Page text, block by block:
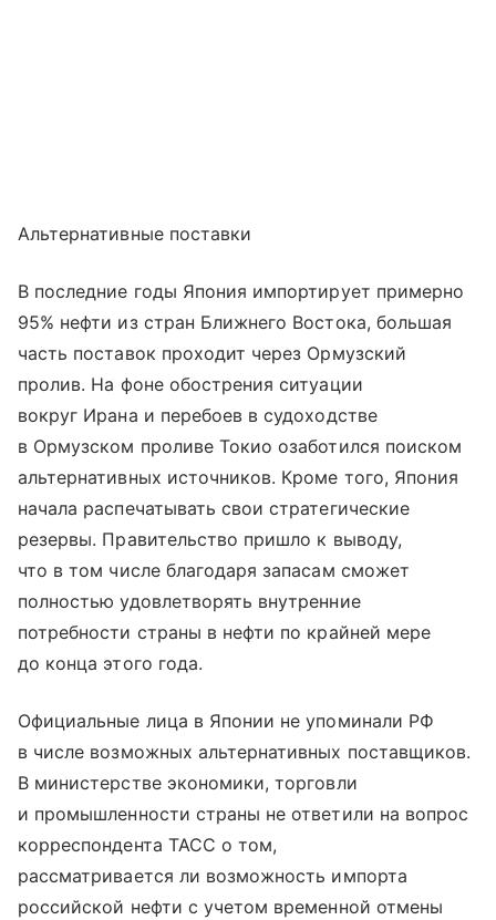
Альтернативные поставки
В последние годы Япония импортирует примерно
95% нефти из стран Ближнего Востока, большая
часть поставок проходит через Ормузский
пролив. На фоне обострения ситуации
вокруг Ирана и перебоев в судоходстве
в Ормузском проливе Токио озаботился поиском
альтернативных источников. Кроме того, Япония
начала распечатывать свои стратегические
резервы. Правительство пришло к выводу,
что в том числе благодаря запасам сможет
полностью удовлетворять внутренние
потребности страны в нефти по крайней мере
до конца этого года.
Официальные лица в Японии не упоминали РФ
в числе возможных альтернативных поставщиков.
В министерстве экономики, торговли
и промышленности страны не ответили на вопрос
корреспондента ТАСС о том,
рассматривается ли возможность импорта
российской нефти с учетом временной отмены